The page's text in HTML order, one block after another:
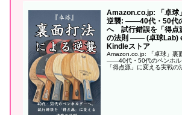
Amazon.co.jp: 「卓球
逆襲: ——40代・50代
へ 試行錯誤を「得点
の法則 —— (卓球Lab)
Kindleストア
Amazon.co.jp: 「卓球」裏
——40代・50代のペンホ
「得点源」に変える実戦